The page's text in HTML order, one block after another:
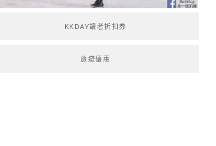
KKDAY讀者折扣券
旅遊優惠